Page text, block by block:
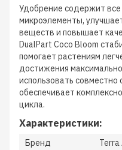
Удобрение содержит
микроэлементы,
веществ и повышает
DualPart Coco Bloom
помогает растениям
достижения
использовать совместно
обеспечивает
цикла.
Характеристики:
Бренд
Terra